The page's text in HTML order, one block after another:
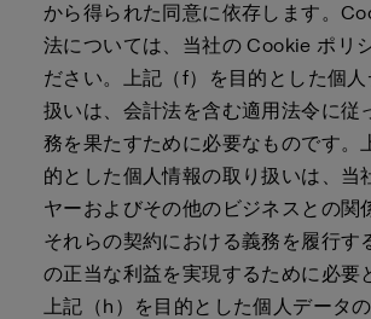
から得られた同意に依存します。
法については、当社の Cookie ポリ
ださい。上記（f）を目的とした個人
扱いは、会計法を含む適用法令に従
務を果たすために必要なものです。
的とした個人情報の取り扱いは、当
ヤーおよびその他のビジネスとの関
それらの契約における義務を履行す
の正当な利益を実現するために必要
上記（h）を目的とした個人データの